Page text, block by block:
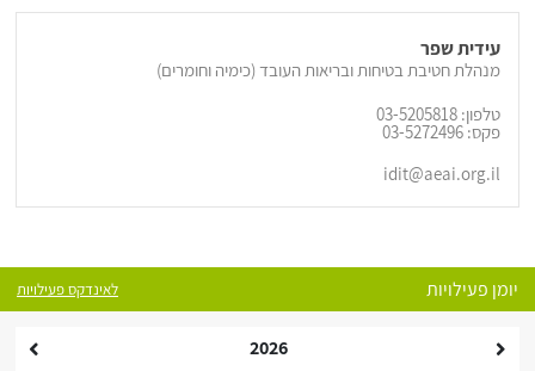
עידית שפר
מנהלת חטיבת בטיחות ובריאות העובד (כימיה וחומרים)
טלפון: 03-5205818
פקס: 03-5272496
idit@aeai.org.il
יומן פעילויות לאינדקס פעילויות
2026